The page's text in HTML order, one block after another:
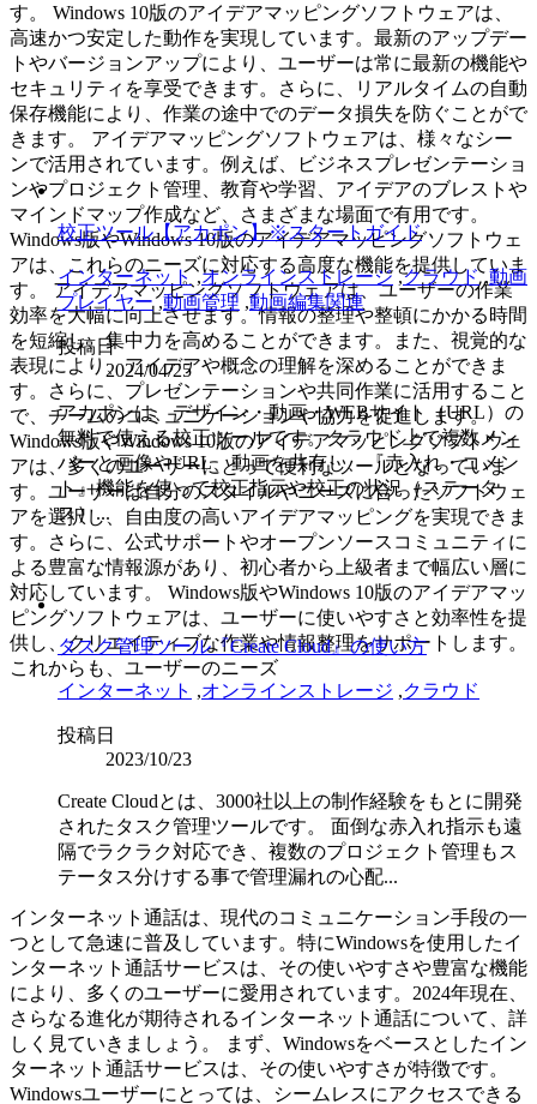
す。 Windows 10版のアイデアマッピングソフトウェアは、
高速かつ安定した動作を実現しています。最新のアップデー
トやバージョンアップにより、ユーザーは常に最新の機能や
セキュリティを享受できます。さらに、リアルタイムの自動
保存機能により、作業の途中でのデータ損失を防ぐことがで
きます。 アイデアマッピングソフトウェアは、様々なシー
ンで活用されています。例えば、ビジネスプレゼンテーショ
ンやプロジェクト管理、教育や学習、アイデアのブレストや
マインドマップ作成など、さまざまな場面で有用です。
Windows版やWindows 10版のアイデアマッピングソフトウェ
アは、これらのニーズに対応する高度な機能を提供していま
す。 アイデアマッピングソフトウェアは、ユーザーの作業
効率を大幅に向上させます。情報の整理や整頓にかかる時間
を短縮し、集中力を高めることができます。また、視覚的な
表現により、アイデアや概念の理解を深めることができま
す。さらに、プレゼンテーションや共同作業に活用すること
で、チームのコミュニケーションや協力を促進します。
Windows版やWindows 10版のアイデアマッピングソフトウェ
アは、多くのユーザーにとって便利なツールとなっていま
す。ユーザーは自分のスタイルやニーズに合ったソフトウェ
アを選択し、自由度の高いアイデアマッピングを実現できま
す。さらに、公式サポートやオープンソースコミュニティに
よる豊富な情報源があり、初心者から上級者まで幅広い層に
対応しています。 Windows版やWindows 10版のアイデアマッ
ピングソフトウェアは、ユーザーに使いやすさと効率性を提
供し、クリエイティブな作業や情報整理をサポートします。
これからも、ユーザーのニーズ
インターネット通話は、現代のコミュニケーション手段の一
つとして急速に普及しています。特にWindowsを使用したイ
ンターネット通話サービスは、その使いやすさや豊富な機能
により、多くのユーザーに愛用されています。2024年現在、
さらなる進化が期待されるインターネット通話について、詳
しく見ていきましょう。 まず、Windowsをベースとしたイン
ターネット通話サービスは、その使いやすさが特徴です。
Windowsユーザーにとっては、シームレスにアクセスできる
校正ツール【アカポン】※スタートガイド
インターネット ,オンラインストレージ ,クラウド,動画
プレイヤー,動画管理 ,動画編集関連
投稿日
2024/04/25
アカポンは、デザイン・動画・WEBサイト（URL）の
無料で使える校正ツールです。クラウド上で複数メン
バーと画像やURL、動画を共有し、『赤入れ・コメン
ト』機能を使って校正指示や校正の状況（ステータ
ス）...
タスク管理ツール『Create Cloud』の使い方
インターネット ,オンラインストレージ ,クラウド
投稿日
2023/10/23
Create Cloudとは、3000社以上の制作経験をもとに開発
されたタスク管理ツールです。 面倒な赤入れ指示も遠
隔でラクラク対応でき、複数のプロジェクト管理もス
テータス分けする事で管理漏れの心配...